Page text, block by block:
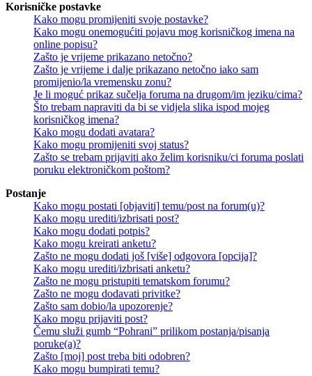
Korisničke postavke
Kako mogu promijeniti svoje postavke?
Kako mogu onemogućiti pojavu mog korisničkog imena na
online popisu?
Zašto je vrijeme prikazano netočno?
Zašto je vrijeme i dalje prikazano netočno iako sam
promijenio/la vremensku zonu?
Je li moguć prikaz sučelja foruma na drugom/im jeziku/cima?
Što trebam napraviti da bi se vidjela slika ispod mojeg
korisničkog imena?
Kako mogu dodati avatara?
Kako mogu promijeniti svoj status?
Zašto se trebam prijaviti ako želim korisniku/ci foruma poslati
poruku elektroničkom poštom?
Postanje
Kako mogu postati [objaviti] temu/post na forum(u)?
Kako mogu urediti/izbrisati post?
Kako mogu dodati potpis?
Kako mogu kreirati anketu?
Zašto ne mogu dodati još [više] odgovora [opcija]?
Kako mogu urediti/izbrisati anketu?
Zašto ne mogu pristupiti tematskom forumu?
Zašto ne mogu dodavati privitke?
Zašto sam dobio/la upozorenje?
Kako mogu prijaviti post?
Čemu služi gumb “Pohrani” prilikom postanja/pisanja
poruke(a)?
Zašto [moj] post treba biti odobren?
Kako mogu bumpirati temu?